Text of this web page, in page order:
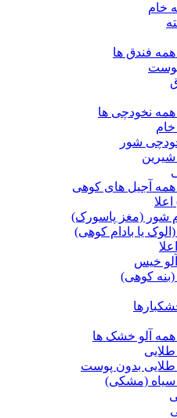
خام
فندق ها
پوست
نخودچی ها
شور
آجیل های کوهی
شور (مغز پاسورک)
یا بادام کوهی)
خیس
کوهی)
آلو خشک ها
طلایی
طلایی بدون پوست
سیاه (مشکی)